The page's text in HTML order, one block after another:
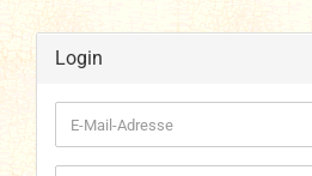
Login
E-
Mail-
Adresse